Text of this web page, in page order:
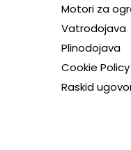
Motori za
Vatrodojava
Plinodojava
Cookie Policy
Raskid